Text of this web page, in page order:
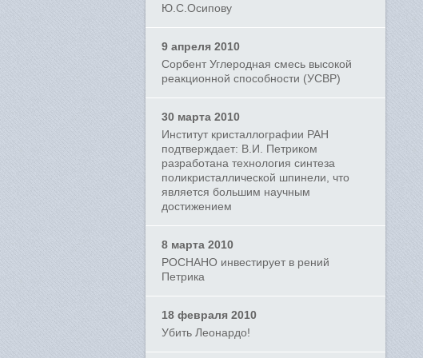
Ю.С.Осипову
9 апреля 2010
Сорбент Углеродная смесь высокой
реакционной способности (УСВР)
30 марта 2010
Институт кристаллографии РАН
подтверждает: В.И. Петриком
разработана технология синтеза
поликристаллической шпинели, что
является большим научным
достижением
8 марта 2010
РОСНАНО инвестирует в рений
Петрика
18 февраля 2010
Убить Леонардо!